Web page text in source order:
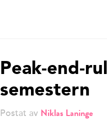
Peak-end-
semestern
Postat av Niklas Laninge